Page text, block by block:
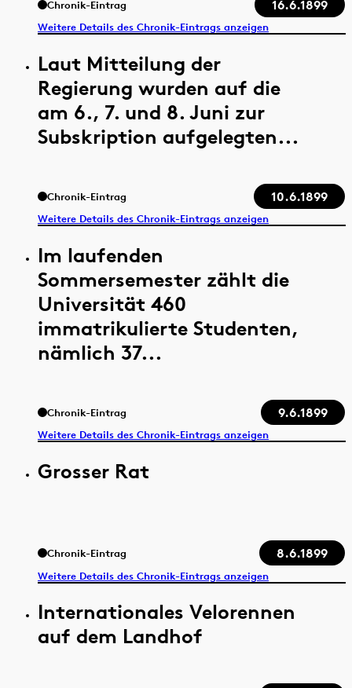
Chronik-Eintrag 16.6.1899
Weitere Details des Chronik-Eintrags anzeigen
Laut Mitteilung der
Regierung wurden auf die
am 6., 7. und 8. Juni zur
Subskription aufgelegten...
Chronik-Eintrag 10.6.1899
Weitere Details des Chronik-Eintrags anzeigen
Im laufenden
Sommersemester zählt die
Universität 460
immatrikulierte Studenten,
nämlich 37...
Chronik-Eintrag 9.6.1899
Weitere Details des Chronik-Eintrags anzeigen
Grosser Rat
Chronik-Eintrag 8.6.1899
Weitere Details des Chronik-Eintrags anzeigen
Internationales Velorennen
auf dem Landhof